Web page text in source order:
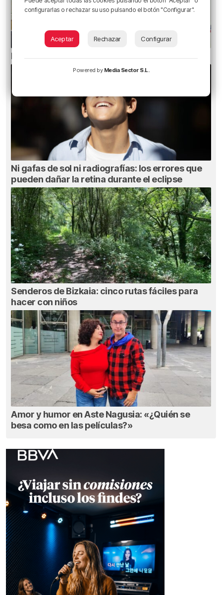
El bilbaíno que opta a un récord Guinness
Ni gafas de sol ni radiografías: los errores que
pueden dañar la retina durante el eclipse
Senderos de Bizkaia: cinco rutas fáciles para
hacer con niños
Amor y humor en Aste Nagusia: «¿Quién se
besa como en las películas?»
configurarlas o rechazar su uso pulsando el botón "Configurar".
Aceptar Rechazar Configurar
Powered by Media Sector S.L.